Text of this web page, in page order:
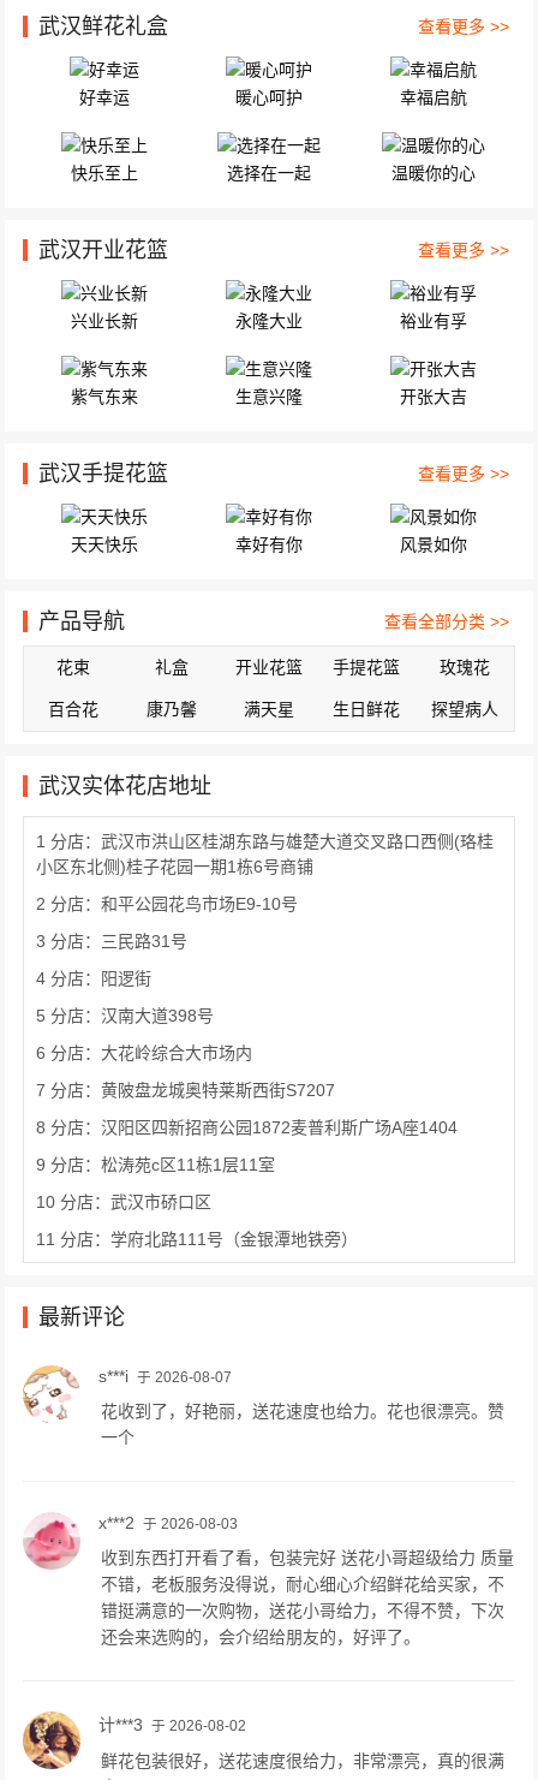
武汉鲜花礼盒 查看更多 >>
好幸运 暖心呵护 幸福启航
快乐至上 选择在一起 温暖你的心
武汉开业花篮 查看更多 >>
兴业长新 永隆大业 裕业有孚
紫气东来 生意兴隆 开张大吉
武汉手提花篮 查看更多 >>
天天快乐 幸好有你 风景如你
产品导航 查看全部分类 >>
花束 礼盒 开业花篮 手提花篮 玫瑰花
百合花 康乃馨 满天星 生日鲜花 探望病人
武汉实体花店地址
1 分店：武汉市洪山区桂湖东路与雄楚大道交叉路口西侧(珞桂
小区东北侧)桂子花园一期1栋6号商铺
2 分店：和平公园花鸟市场E9-10号
3 分店：三民路31号
4 分店：阳逻街
5 分店：汉南大道398号
6 分店：大花岭综合大市场内
7 分店：黄陂盘龙城奥特莱斯西街S7207
8 分店：汉阳区四新招商公园1872麦普利斯广场A座1404
9 分店：松涛苑c区11栋1层11室
10 分店：武汉市硚口区
11 分店：学府北路111号（金银潭地铁旁）
13 分店：江大路28号工科院小区
最新评论
s***i 于 2026-08-07
花收到了，好艳丽，送花速度也给力。花也很漂亮。赞
一个
x***2 于 2026-08-03
收到东西打开看了看，包装完好 送花小哥超级给力 质量
不错，老板服务没得说，耐心细心介绍鲜花给买家，不
错挺满意的一次购物，送花小哥给力，不得不赞，下次
还会来选购的，会介绍给朋友的，好评了。
计***3 于 2026-08-02
鲜花包装很好，送花速度很给力，非常漂亮，真的很满